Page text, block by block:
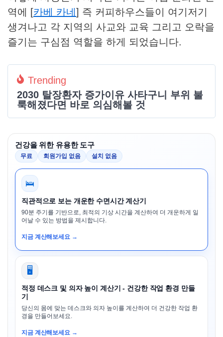
역에 [카베 카네 ] 즉 커피하우스들이 여기저기
생겨나고 각 지역의 사교와 교육 그리고 오락을
즐기는 구심점 역할을 하게 되었습니다.
Trending
2030 탈장환자 증가이유 사타구니 부위 불
룩해졌다면 바로 의심해볼 것
건강을 위한 유용한 도구
무료 회원가입 없음 설치 없음
🛌
직관적으로 보는 개운한 수면시간 계산기
90분 주기를 기반으로, 최적의 기상 시간을 계산하여 더 개운하게 일
어날 수 있는 방법을 제시합니다.
지금 계산해보세요 →
🖥️
적정 데스크 및 의자 높이 계산기 - 건강한 작업 환경 만들
기
당신의 몸에 맞는 데스크와 의자 높이를 계산하여 더 건강한 작업 환
경을 만들어보세요.
지금 계산해보세요 →